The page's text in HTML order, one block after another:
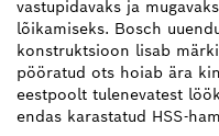
vastupidavaks ja
lõikamiseks. Bosch
konstruktsioon lisab
pööratud ots hoiab ära
eestpoolt tulenevatest
endas karastatud HSS-